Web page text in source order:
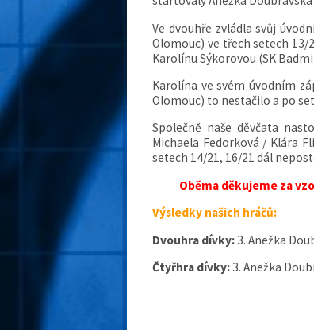
Ve dvouhře zvládla svůj
Olomouc) ve třech setech 13/
Karolínu Sýkorovou (SK
Karolína ve svém úvodním
Olomouc) to nestačilo a po
Společně naše děvčata
Michaela Fedorková / Klára
setech 14/21, 16/21 dál
Oběma děkujeme za
Výsledky našich hráčů:
Dvouhra dívky: 3. Anežka
Čtyřhra dívky: 3. Anežka